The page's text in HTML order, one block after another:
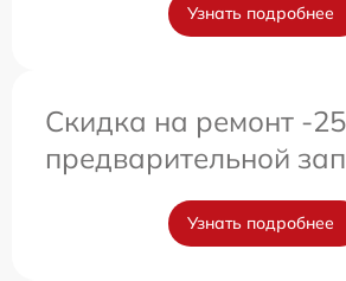
Узнать подробнее
Скидка на ремонт -
предварительной
Узнать подробнее